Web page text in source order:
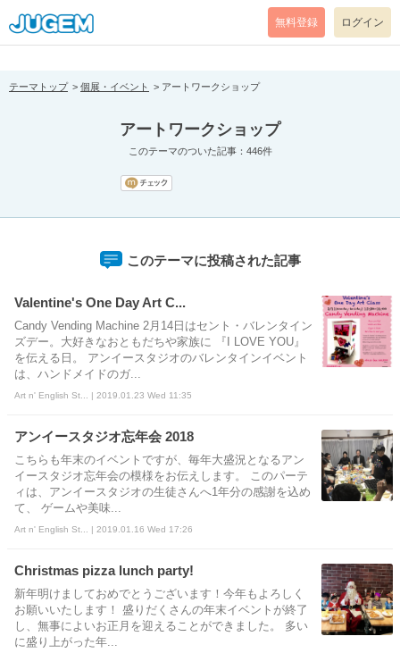
[pear_error: message="Success" code=0 mode=return level=notice
prefix="" info=""]
無料登録 ログイン
テーマトップ 個展・イベント アートワークショップ
アートワークショップ
このテーマのついた記事：446件
このテーマに投稿された記事
Valentine's One Day Art C...
Candy Vending Machine 2月14日はセント・バレンタイン
ズデー。大好きなおともだちや家族に 『I LOVE YOU』
を伝える日。 アンイースタジオのバレンタインイベント
は、ハンドメイドのガ...
Art n' English St... | 2019.01.23 Wed 11:35
アンイースタジオ忘年会 2018
こちらも年末のイベントですが、毎年大盛況となるアン
イースタジオ忘年会の模様をお伝えします。 このパーテ
ィは、アンイースタジオの生徒さんへ1年分の感謝を込め
て、 ゲームや美味...
Art n' English St... | 2019.01.16 Wed 17:26
Christmas pizza lunch party!
新年明けましておめでとうございます！今年もよろしく
お願いいたします！ 盛りだくさんの年末イベントが終了
し、無事によいお正月を迎えることができました。 多い
に盛り上がった年...